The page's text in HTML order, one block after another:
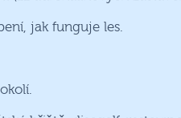
jak funguje les.